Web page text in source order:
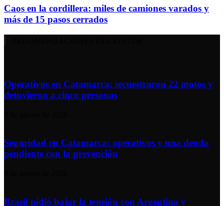
Caos en la cordillera: miles de camiones varados y
más de 15 pasos cerrados
Operativos en Catamarca: secuestraron 22 motos y
detuvieron a cinco personas
Seguridad en Catamarca: operativos y una deuda
pendiente con la prevención
Brasil pidió bajar la tensión con Argentina y